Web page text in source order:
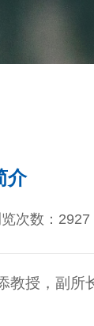
介
次数： 2927
教授，副